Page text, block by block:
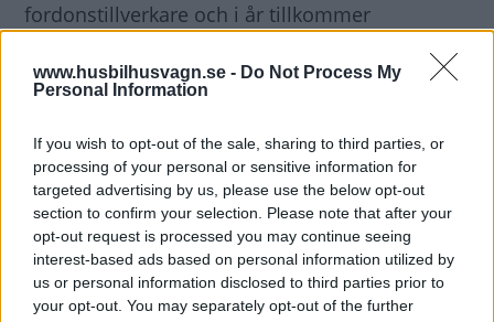
www.husbilhusvagn.se - Do Not Process My
Personal Information
If you wish to opt-out of the sale, sharing to third parties, or
processing of your personal or sensitive information for
targeted advertising by us, please use the below opt-out
section to confirm your selection. Please note that after your
opt-out request is processed you may continue seeing
interest-based ads based on personal information utilized by
us or personal information disclosed to third parties prior to
your opt-out. You may separately opt-out of the further
fordonstillverkare och i år tillkommer
och CI Model Magis samt vissa
Carthagomodeller.
– Under vår 72-åriga historia har vi kontinuerligt
arbetat för att utveckla bättre camping. Vi
använder nu digitalisering, intelligent hårdvara
och programvara i en öppen systemarkitektur.
De tre delmålen, "börja smart. vara smart. stay
smart", är vår version av den uppkopplade